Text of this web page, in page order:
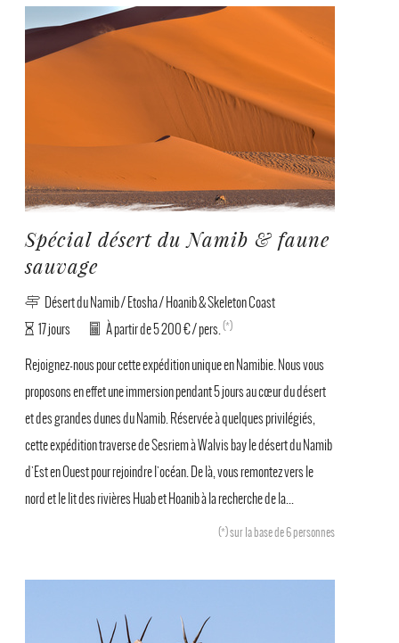
Spécial désert du Namib & faune
sauvage
Désert du Namib / Etosha / Hoanib & Skeleton Coast
17 jours
À partir de 5 200 € / pers.(*)
Rejoignez-nous pour cette expédition unique en Namibie. Nous vous
proposons en effet une immersion pendant 5 jours au cœur du désert
et des grandes dunes du Namib. Réservée à quelques privilégiés,
cette expédition traverse de Sesriem à Walvis bay le désert du Namib
d'Est en Ouest pour rejoindre l'océan. De là, vous remontez vers le
nord et le lit des rivières Huab et Hoanib à la recherche de la...
(*)sur la base de 6 personnes